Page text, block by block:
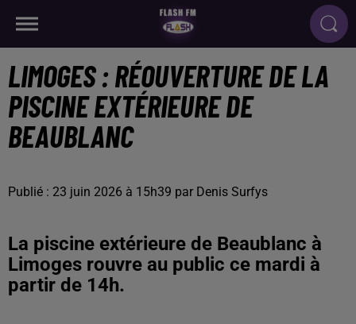
LIMOGES : RÉOUVERTURE DE LA
PISCINE EXTÉRIEURE DE
BEAUBLANC
Publié : 23 juin 2026 à 15h39 par Denis Surfys
La piscine extérieure de Beaublanc à
Limoges rouvre au public ce mardi à
partir de 14h.